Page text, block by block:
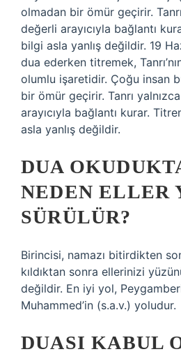
olmadan bir ömür geçirir.
değerli arayıcıyla bağlantı
bilgi asla yanlış değildir. 19
dua ederken titremek,
olumlu işaretidir. Çoğu insan
bir ömür geçirir. Tanrı
arayıcıyla bağlantı kurar.
asla yanlış değildir.
DUA
NEDEN ELLER
SÜRÜLÜR?
Birincisi, namazı bitirdikten
kıldıktan sonra ellerinizi
değildir. En iyi yol,
Muhammed’in (s.a.v.) yoludur.
DUASI KABUL